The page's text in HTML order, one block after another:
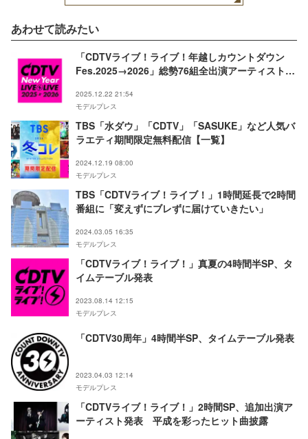
あわせて読みたい
「CDTVライブ！ライブ！年越しカウントダウン
Fes.2025→2026」総勢76組全出演アーティスト発
2025.12.22 21:54
モデルプレス
TBS「水ダウ」「CDTV」「SASUKE」など人気バ
ラエティ期間限定無料配信【一覧】
2024.12.19 08:00
モデルプレス
TBS「CDTVライブ！ライブ！」1時間延長で2時間
番組に「変えずにブレずに届けていきたい」
2024.03.05 16:35
モデルプレス
「CDTVライブ！ライブ！」真夏の4時間半SP、タ
イムテーブル発表
2023.08.14 12:15
モデルプレス
「CDTV30周年」4時間半SP、タイムテーブル発表
2023.04.03 12:14
モデルプレス
「CDTVライブ！ライブ！」2時間SP、追加出演ア
ーティスト発表 平成を彩ったヒット曲披露